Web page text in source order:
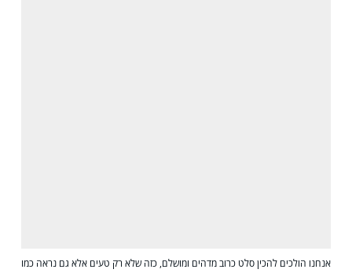
אנחנו הולכים להכין סלט כרוב מדהים ומושלם, כזה שלא רק טעים אלא גם נראה כמו